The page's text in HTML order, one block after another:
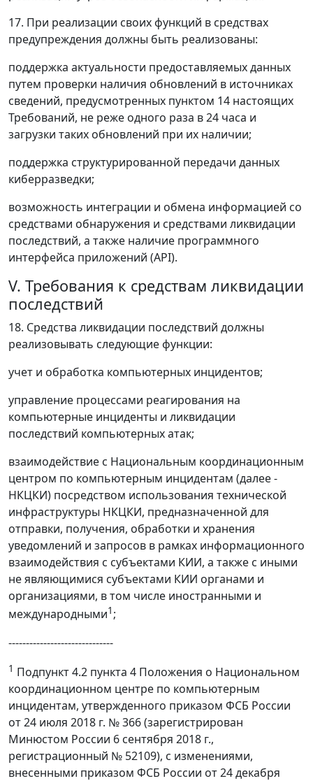
17. При реализации своих функций в средствах
предупреждения должны быть реализованы:
поддержка актуальности предоставляемых данных
путем проверки наличия обновлений в источниках
сведений, предусмотренных пунктом 14 настоящих
Требований, не реже одного раза в 24 часа и
загрузки таких обновлений при их наличии;
поддержка структурированной передачи данных
киберразведки;
возможность интеграции и обмена информацией со
средствами обнаружения и средствами ликвидации
последствий, а также наличие программного
интерфейса приложений (API).
V. Требования к средствам ликвидации
последствий
18. Средства ликвидации последствий должны
реализовывать следующие функции:
учет и обработка компьютерных инцидентов;
управление процессами реагирования на
компьютерные инциденты и ликвидации
последствий компьютерных атак;
взаимодействие с Национальным координационным
центром по компьютерным инцидентам (далее -
НКЦКИ) посредством использования технической
инфраструктуры НКЦКИ, предназначенной для
отправки, получения, обработки и хранения
уведомлений и запросов в рамках информационного
взаимодействия с субъектами КИИ, а также с иными
не являющимися субъектами КИИ органами и
организациями, в том числе иностранными и
международными1;
------------------------------
1 Подпункт 4.2 пункта 4 Положения о Национальном
координационном центре по компьютерным
инцидентам, утвержденного приказом ФСБ России
от 24 июля 2018 г. № 366 (зарегистрирован
Минюстом России 6 сентября 2018 г.,
регистрационный № 52109), с изменениями,
внесенными приказом ФСБ России от 24 декабря